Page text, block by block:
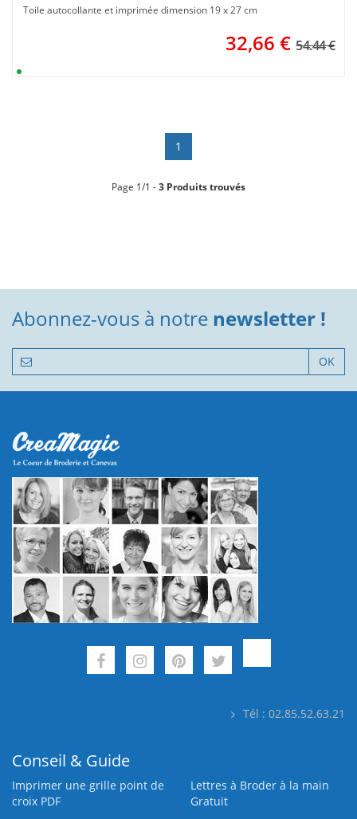
Toile autocollante et imprimée dimension 19 x 27 cm
32,66 € 54.44 €
1
Page 1/1 -3 Produits trouvés
Abonnez-vous à notre newsletter !
OK
Tél : 02.85.52.63.21
Conseil & Guide
Imprimer une grille point de
croix PDF
Lettres à Broder à la main
Gratuit